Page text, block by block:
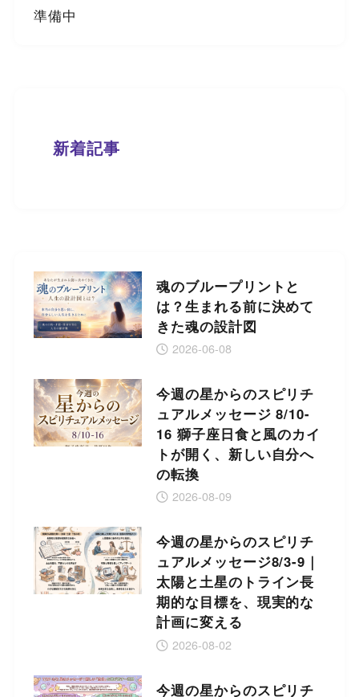
準備中
新着記事
魂のブループリントと
は？生まれる前に決めて
きた魂の設計図
2026-06-08
今週の星からのスピリチ
ュアルメッセージ 8/10-
16 獅子座日食と風のカイ
トが開く、新しい自分へ
の転換
2026-08-09
今週の星からのスピリチ
ュアルメッセージ8/3-9｜
太陽と土星のトライン長
期的な目標を、現実的な
計画に変える
2026-08-02
今週の星からのスピリチ